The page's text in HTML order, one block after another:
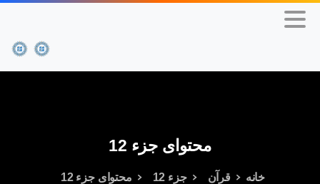
محتوای جزء 12
خانه قرآن جزء 12 محتوای جزء 12